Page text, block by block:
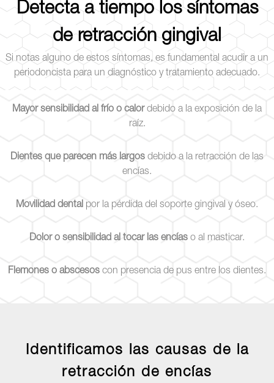
Detecta a tiempo los síntomas
de retracción gingival
Si notas alguno de estos síntomas, es fundamental acudir a un
periodoncista para un diagnóstico y tratamiento adecuado.
Mayor sensibilidad al frío o calordebido a la exposición de la
raíz.
Dientes que parecen más largos debido a la retracción de las
encías.
Movilidad dental por la pérdida del soporte gingival y óseo.
Dolor o sensibilidad al tocar las encías o al masticar.
Flemones o abscesos con presencia de pus entre los dientes.
Identificamos las causas de la
retracción de encías